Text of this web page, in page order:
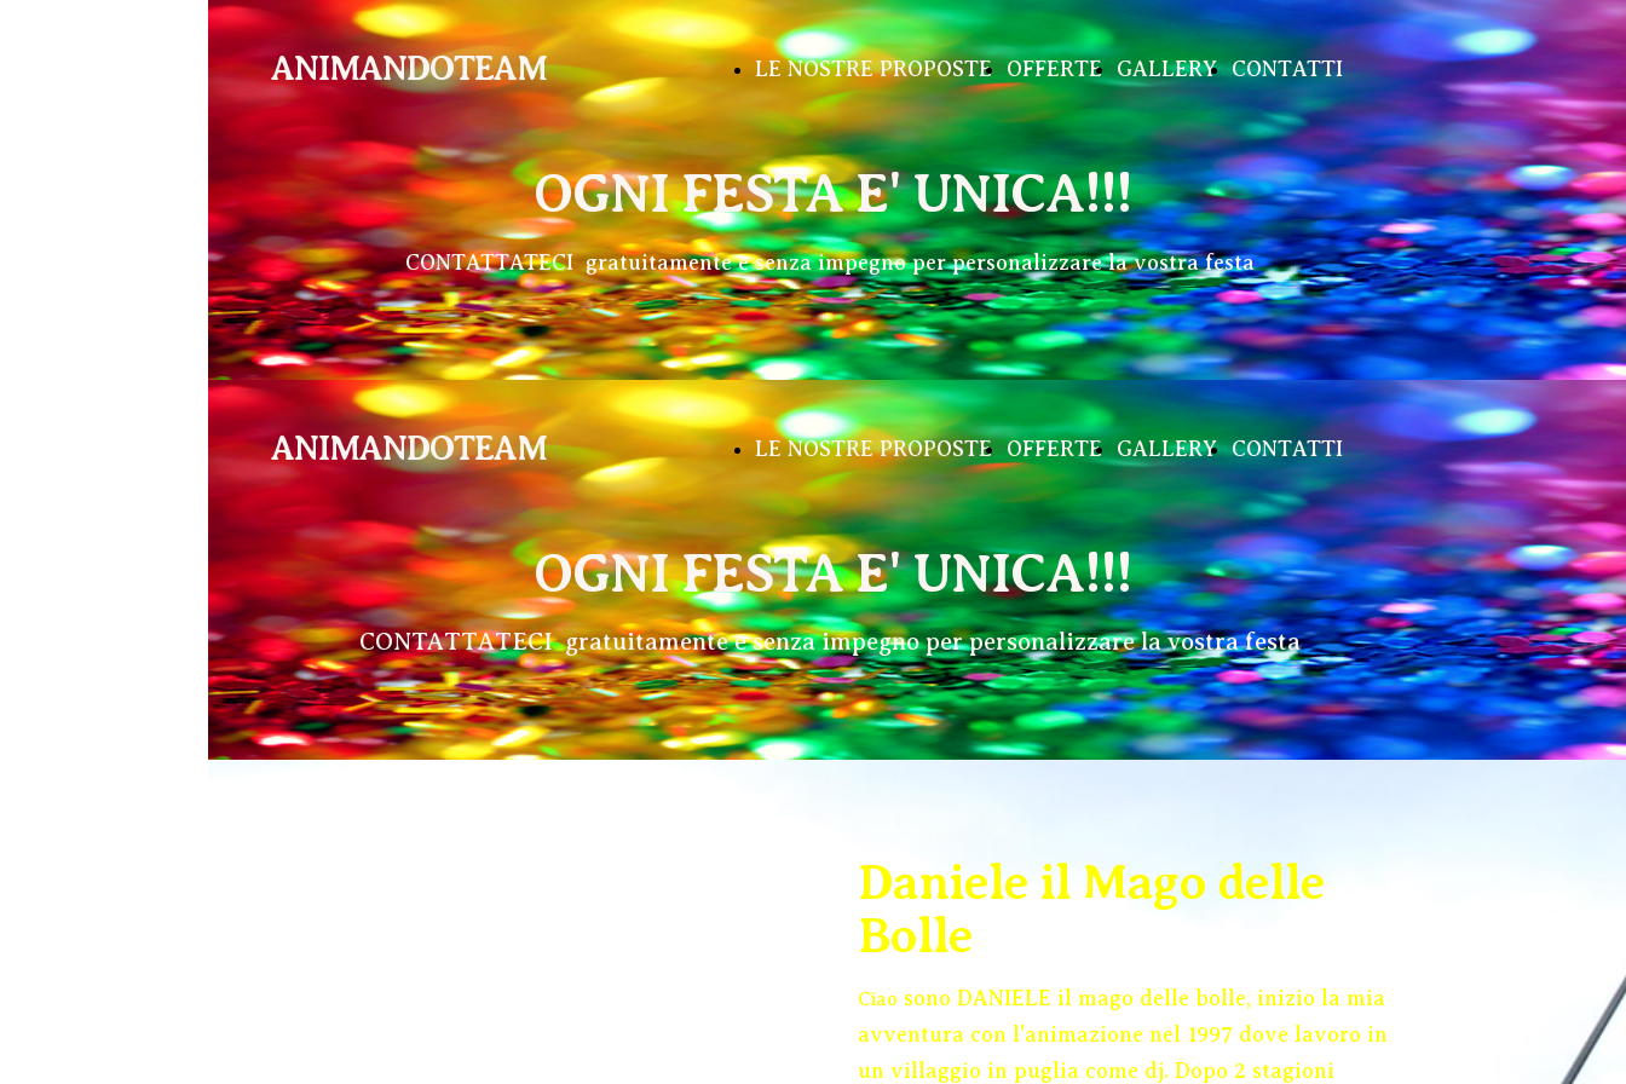
LE NOSTRE PROPOSTE OFFERTE GALLERY CONTATTI
ANIMANDOTEAM
OGNI FESTA E' UNICA!!!
CONTATTATECI gratuitamente e senza impegno per personalizzare la vostra festa
LE NOSTRE PROPOSTE OFFERTE GALLERY CONTATTI
ANIMANDOTEAM
OGNI FESTA E' UNICA!!!
CONTATTATECI gratuitamente e senza impegno per personalizzare la vostra festa
Daniele il Mago delle
Bolle
Ciao sono DANIELE il mago delle bolle, inizio la mia
avventura con l'animazione nel 1997 dove lavoro in
un villaggio in puglia come dj. Dopo 2 stagioni